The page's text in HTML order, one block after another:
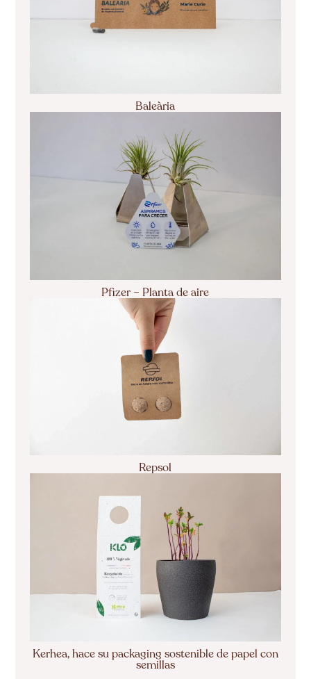
Baleària
Pfizer – Planta de aire
Repsol
Kerhea, hace su packaging sostenible de papel con
semillas